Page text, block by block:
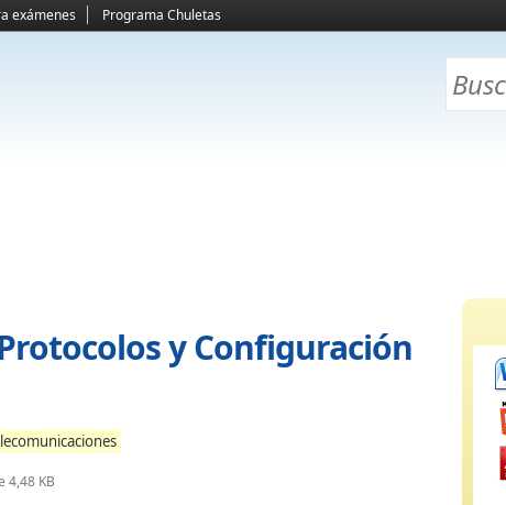
exámenes Programa Chuletas
y Configuración
4,48 KB